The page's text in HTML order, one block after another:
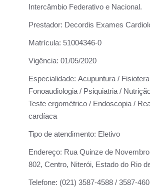
Intercâmbio Federativo e Nacional.
Prestador: Decordis Exames
Matrícula: 51004346-0
Vigência: 01/05/2020
Especialidade: Acupuntura /
Fonoaudiologia / Psiquiatria /
Teste ergométrico / Endoscopia /
cardíaca
Tipo de atendimento: Eletivo
Endereço: Rua Quinze de
802, Centro, Niterói, Estado do Rio
Telefone: (021) 3587-4588 / 3587-